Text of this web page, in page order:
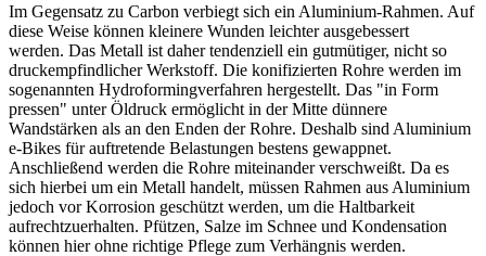
Im Gegensatz zu Carbon verbiegt sich ein Aluminium-Rahmen. Auf
diese Weise können kleinere Wunden leichter ausgebessert
werden. Das Metall ist daher tendenziell ein gutmütiger, nicht so
druckempfindlicher Werkstoff. Die konifizierten Rohre werden im
sogenannten Hydroformingverfahren hergestellt. Das "in Form
pressen" unter Öldruck ermöglicht in der Mitte dünnere
Wandstärken als an den Enden der Rohre. Deshalb sind Aluminium
e-Bikes für auftretende Belastungen bestens gewappnet.
Anschließend werden die Rohre miteinander verschweißt. Da es
sich hierbei um ein Metall handelt, müssen Rahmen aus Aluminium
jedoch vor Korrosion geschützt werden, um die Haltbarkeit
aufrechtzuerhalten. Pfützen, Salze im Schnee und Kondensation
können hier ohne richtige Pflege zum Verhängnis werden.